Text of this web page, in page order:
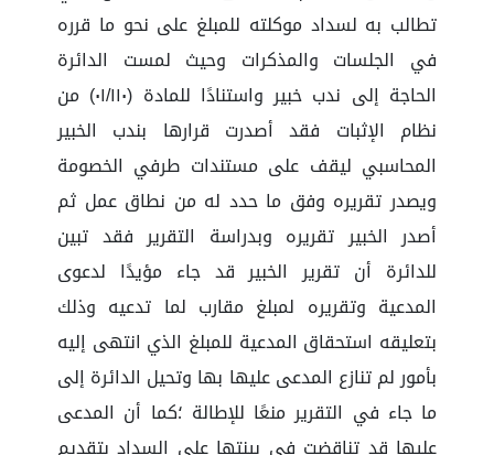
تطالب به لسداد موكلته للمبلغ على نحو ما قرره
في الجلسات والمذكرات وحيث لمست الدائرة
الحاجة إلى ندب خبير واستنادًا للمادة (٠١/١١٠) من
نظام الإثبات فقد أصدرت قرارها بندب الخبير
المحاسبي ليقف على مستندات طرفي الخصومة
ويصدر تقريره وفق ما حدد له من نطاق عمل ثم
أصدر الخبير تقريره وبدراسة التقرير فقد تبين
للدائرة أن تقرير الخبير قد جاء مؤيدًا لدعوى
المدعية وتقريره لمبلغ مقارب لما تدعيه وذلك
بتعليقه استحقاق المدعية للمبلغ الذي انتهى إليه
بأمور لم تنازع المدعى عليها بها وتحيل الدائرة إلى
ما جاء في التقرير منعًا للإطالة ؛كما أن المدعى
عليها قد تناقضت في بينتها على السداد بتقديم